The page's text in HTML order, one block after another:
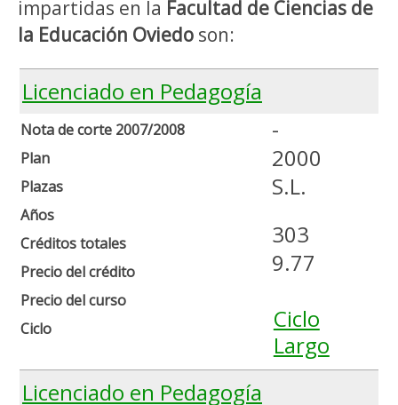
impartidas en la Facultad de Ciencias de
la Educación Oviedo son:
Licenciado en Pedagogía
Nota de corte 2007/2008
Plan
Plazas
Años
Créditos totales
Precio del crédito
Precio del curso
Ciclo
-
2000
S.L.
303
9.77
Ciclo
Largo
Licenciado en Pedagogía